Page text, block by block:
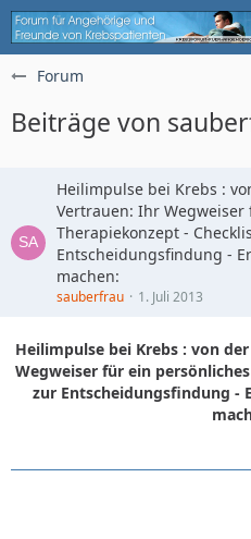
Forum
Beiträge von
Heilimpulse bei Krebs :
Vertrauen: Ihr
Therapiekonzept -
Entscheidungsfindung -
machen:
sauberfrau 1. Juli 2013
Heilimpulse bei Krebs : von
Wegweiser für ein
zur Entscheidungsfindung -